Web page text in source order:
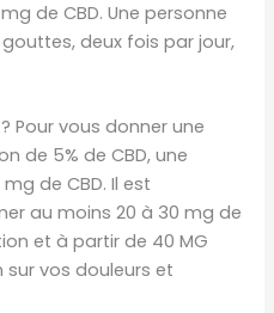
de CBD. Une personne
deux fois par jour,
Pour vous donner une
de 5% de CBD, une
de CBD. Il est
au moins 20 à 30 mg de
et à partir de 40 MG
vos douleurs et